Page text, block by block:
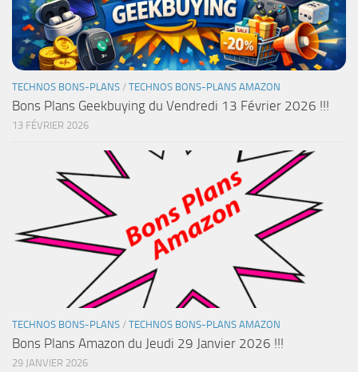
TECHNOS BONS-PLANS / TECHNOS BONS-PLANS AMAZON
Bons Plans Geekbuying du Vendredi 13 Février 2026 !!!
13 FÉVRIER 2026
TECHNOS BONS-PLANS / TECHNOS BONS-PLANS AMAZON
Bons Plans Amazon du Jeudi 29 Janvier 2026 !!!
29 JANVIER 2026